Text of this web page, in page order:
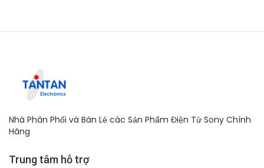
Nhà Phân Phối và Bán Lẻ các Sản Phẩm Điện Tử Sony Chính
Hãng
Trung tâm hỗ trợ